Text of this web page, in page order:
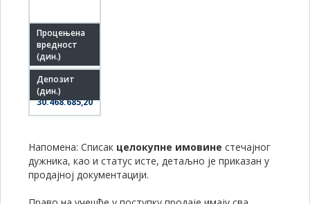
76.171.713,00
30.468.685,20
Напомена: Списак целокупне имовине стечајног
дужника, као и статус исте, детаљно је приказан у
продајној документацији.